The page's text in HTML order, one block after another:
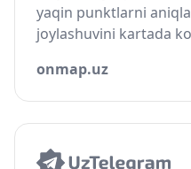
yaqin punktlarni
joylashuvini kartada
onmap.uz